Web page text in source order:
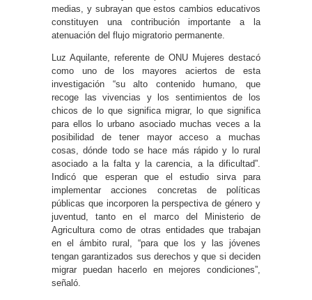
medias, y subrayan que estos cambios educativos
constituyen una contribución importante a la
atenuación del flujo migratorio permanente.
Luz Aquilante, referente de ONU Mujeres destacó
como uno de los mayores aciertos de esta
investigación “su alto contenido humano, que
recoge las vivencias y los sentimientos de los
chicos de lo que significa migrar, lo que significa
para ellos lo urbano asociado muchas veces a la
posibilidad de tener mayor acceso a muchas
cosas, dónde todo se hace más rápido y lo rural
asociado a la falta y la carencia, a la dificultad”.
Indicó que esperan que el estudio sirva para
implementar acciones concretas de políticas
públicas que incorporen la perspectiva de género y
juventud, tanto en el marco del Ministerio de
Agricultura como de otras entidades que trabajan
en el ámbito rural, “para que los y las jóvenes
tengan garantizados sus derechos y que si deciden
migrar puedan hacerlo en mejores condiciones”,
señaló.